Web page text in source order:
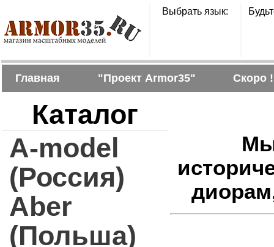
Выбрать язык:
Главная "Проект Armor35" Скоро !
Каталог
A-model
(Россия)
Aber
(Польша)
Мы